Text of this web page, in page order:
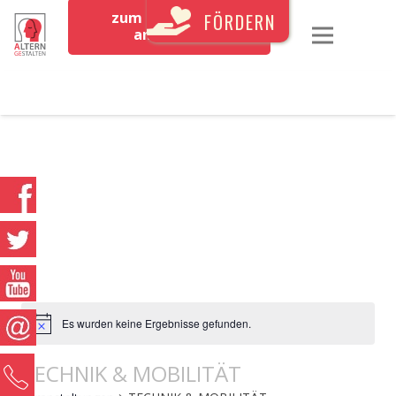
zum Newsletter
anmeldenFÖRDERN
Es wurden keine Ergebnisse gefunden.
TECHNIK & MOBILITÄT